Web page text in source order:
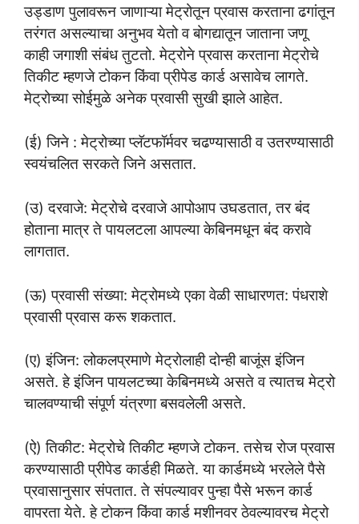
उड्डाण पुलावरून जाणाऱ्या मेट्रोतून प्रवास करताना ढगांतून
तरंगत असल्याचा अनुभव येतो व बोगद्यातून जाताना जणू
काही जगाशी संबंध तुटतो. मेट्रोने प्रवास करताना मेट्रोचे
तिकीट म्हणजे टोकन किंवा प्रीपेड कार्ड असावेच लागते.
मेट्रोच्या सोईमुळे अनेक प्रवासी सुखी झाले आहेत.
(ई) जिने : मेट्रोच्या प्लॅटफॉर्मवर चढण्यासाठी व उतरण्यासाठी
स्वयंचलित सरकते जिने असतात.
(उ) दरवाजे: मेट्रोचे दरवाजे आपोआप उघडतात, तर बंद
होताना मात्र ते पायलटला आपल्या केबिनमधून बंद करावे
लागतात.
(ऊ) प्रवासी संख्या: मेट्रोमध्ये एका वेळी साधारणत: पंधराशे
प्रवासी प्रवास करू शकतात.
(ए) इंजिन: लोकलप्रमाणे मेट्रोलाही दोन्ही बाजूंस इंजिन
असते. हे इंजिन पायलटच्या केबिनमध्ये असते व त्यातच मेट्रो
चालवण्याची संपूर्ण यंत्रणा बसवलेली असते.
(ऐ) तिकीट: मेट्रोचे तिकीट म्हणजे टोकन. तसेच रोज प्रवास
करण्यासाठी प्रीपेड कार्डही मिळते. या कार्डमध्ये भरलेले पैसे
प्रवासानुसार संपतात. ते संपल्यावर पुन्हा पैसे भरून कार्ड
वापरता येते. हे टोकन किंवा कार्ड मशीनवर ठेवल्यावरच मेट्रो